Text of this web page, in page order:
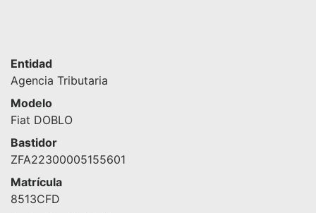
Entidad
Agencia Tributaria
Modelo
Fiat DOBLO
Bastidor
ZFA22300005155601
Matrícula
8513CFD